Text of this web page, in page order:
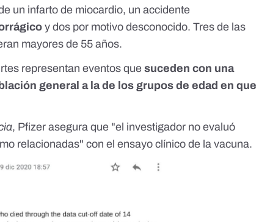
un infarto de miocardio, un accidente
y dos por motivo desconocido. Tres de las
mayores de 55 años.
representan eventos quesuceden con una
general a la de los grupos de edad en que
, Pfizer asegura que "el investigador no evaluó
relacionadas" con el ensayo clínico de la vacuna.